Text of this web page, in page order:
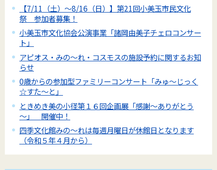
【7/11（土）～8/16（日）】第21回小美玉市民文化
祭 参加者募集！
小美玉市文化協会公演事業「諸岡由美子チェロコンサー
ト」
アピオス・みの～れ・コスモスの施設予約に関するお知
らせ
0歳からの参加型ファミリーコンサート「みゅ～じっく
☆すた～と」
ときめき美の小径第１６回企画展「感謝～ありがとう
～」 開催中！
四季文化館みの～れは毎週月曜日が休館日となります
（令和５年４月から）